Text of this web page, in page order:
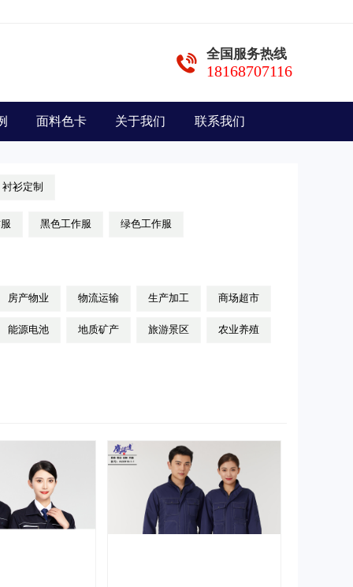
全国服务热线
18168707116
面料色卡 关于我们 联系我们
衬衫定制
黑色工作服 绿色工作服
房产物业 物流运输 生产加工 商场超市
能源电池 地质矿产 旅游景区 农业养殖